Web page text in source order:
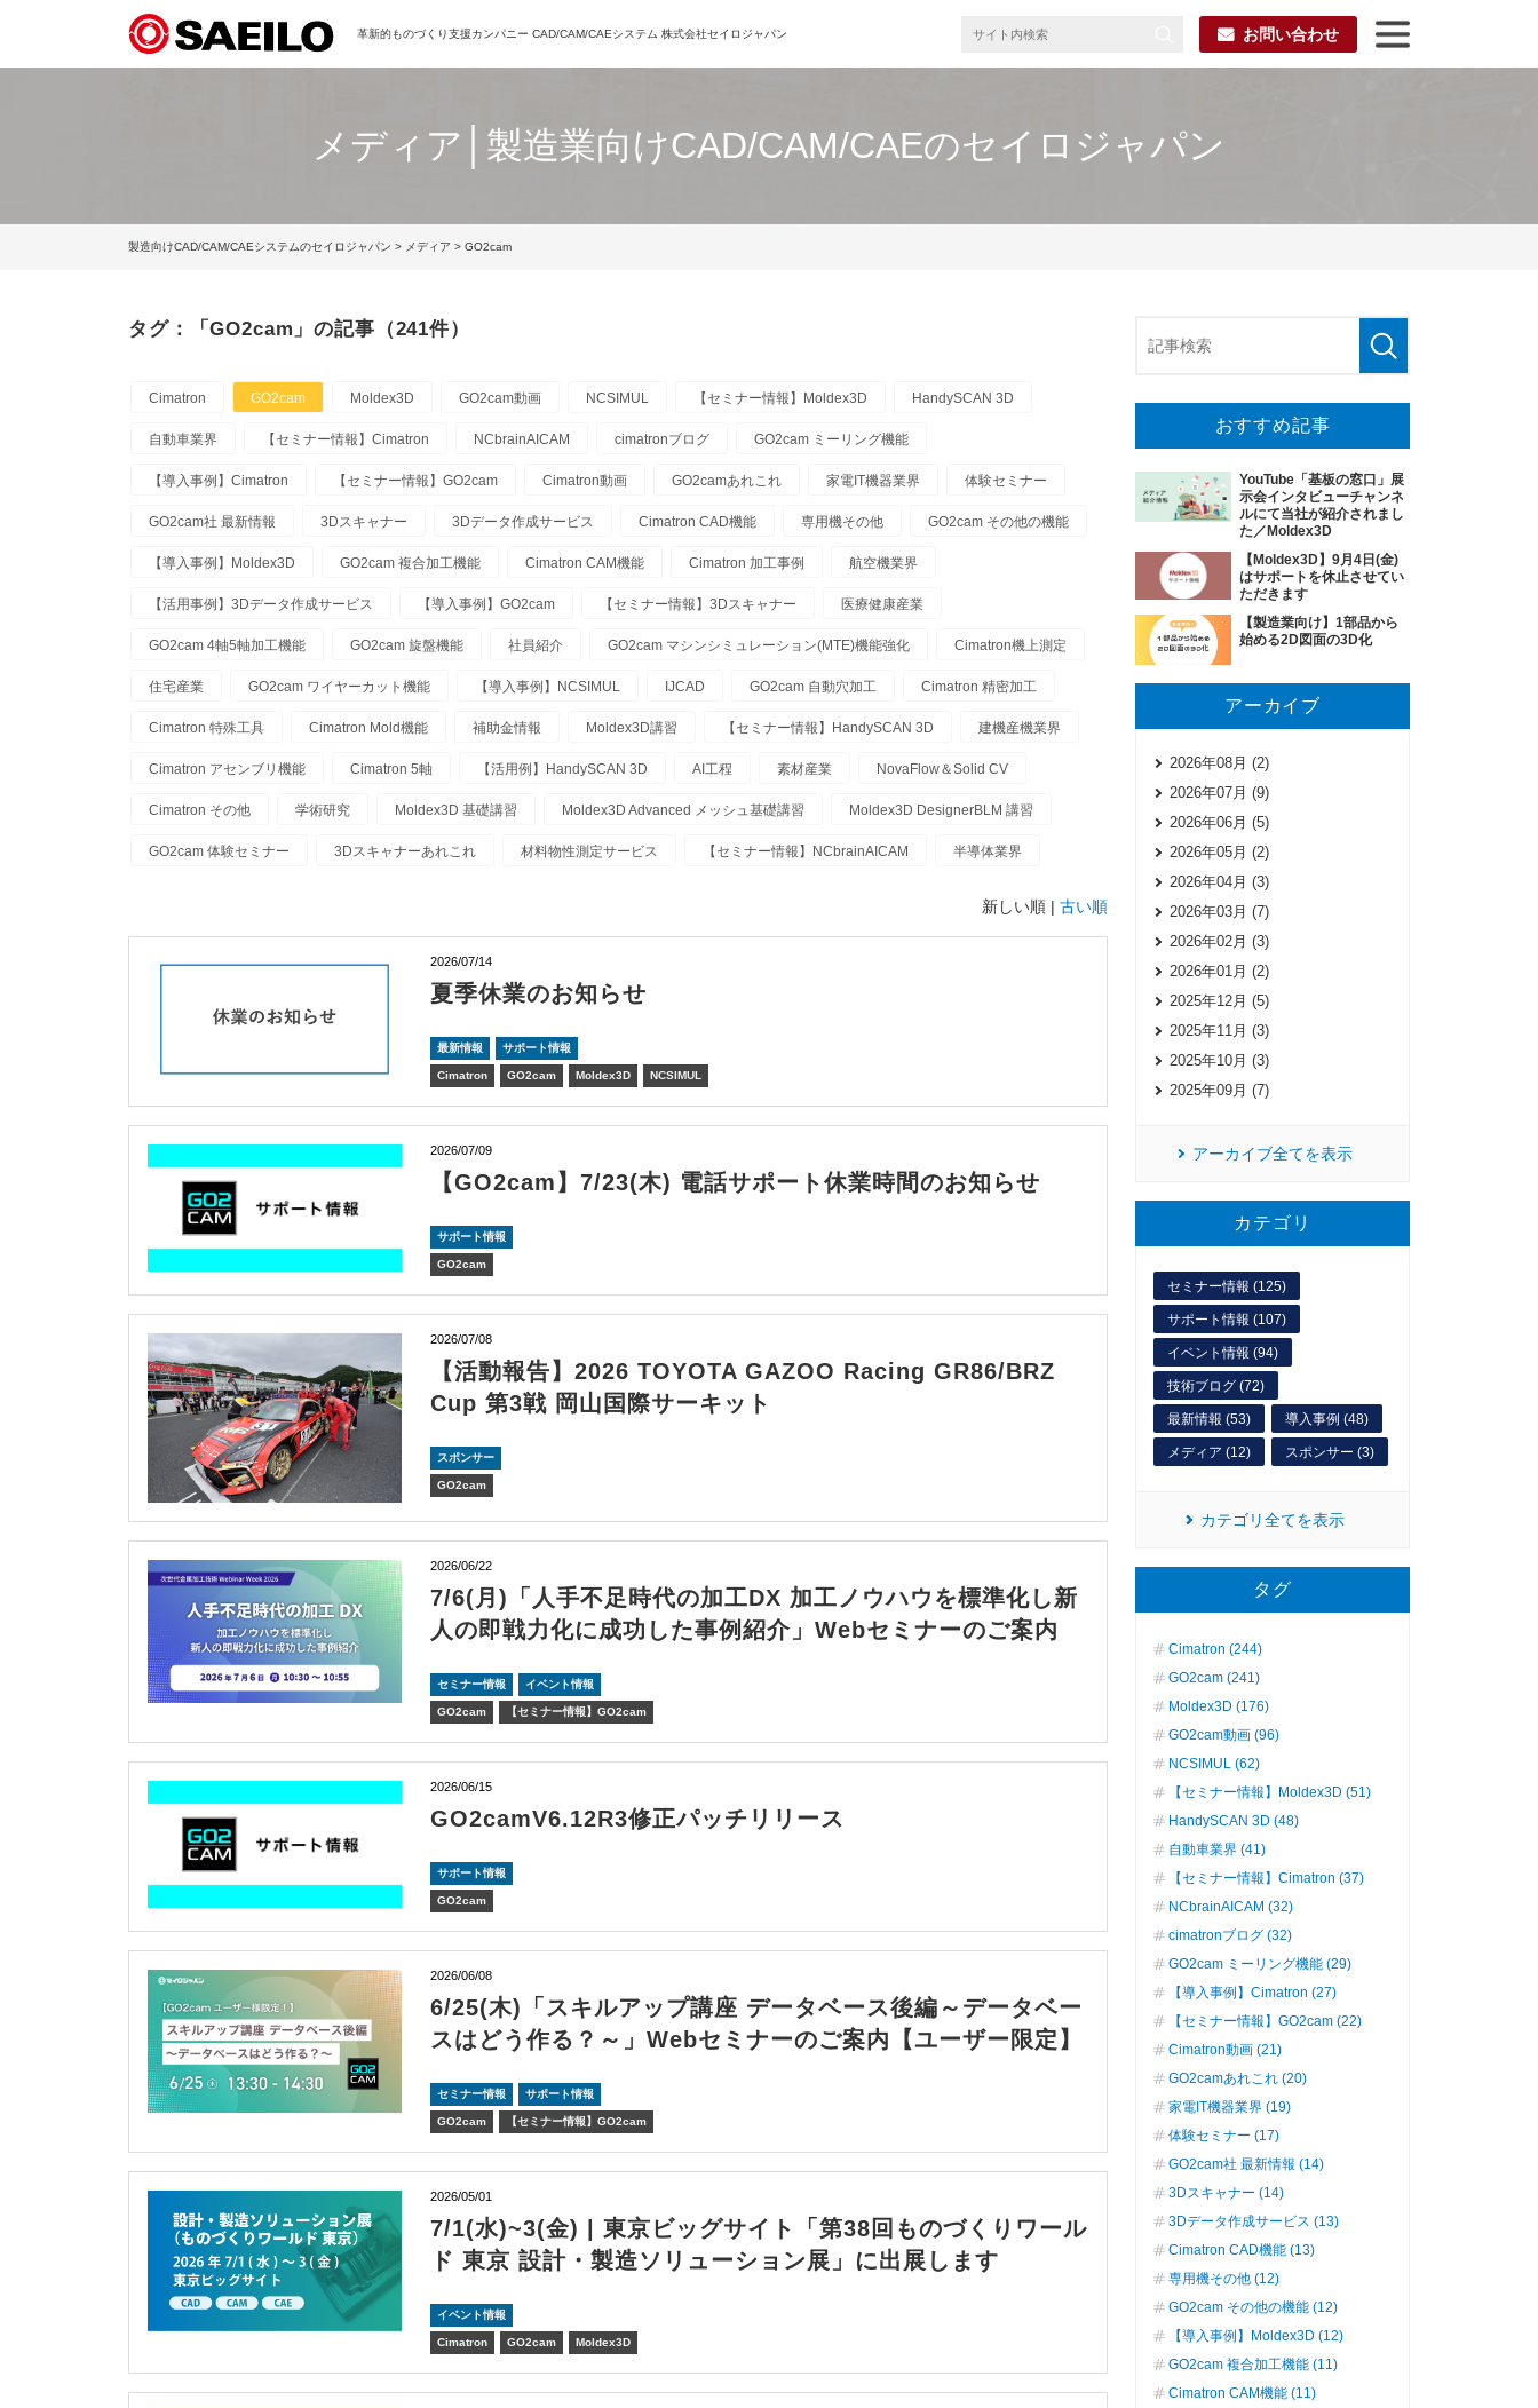
革新的ものづくり支援カンパニー CAD/CAM/CAEシステム 株式会社セイロジャパン お問い合わせ
メディア│製造業向けCAD/CAM/CAEのセイロジャパン
製造向けCAD/CAM/CAEシステムのセイロジャパン > メディア > GO2cam
タグ：「GO2cam」の記事（241件）
Cimatron GO2cam Moldex3D GO2cam動画 NCSIMUL 【セミナー情報】Moldex3D HandySCAN 3D
自動車業界 【セミナー情報】Cimatron NCbrainAICAM cimatronブログ GO2cam ミーリング機能
【導入事例】Cimatron 【セミナー情報】GO2cam Cimatron動画 GO2camあれこれ 家電IT機器業界 体験セミナー
GO2cam社 最新情報 3Dスキャナー 3Dデータ作成サービス Cimatron CAD機能 専用機その他 GO2cam その他の機能
【導入事例】Moldex3D GO2cam 複合加工機能 Cimatron CAM機能 Cimatron 加工事例 航空機業界
【活用事例】3Dデータ作成サービス 【導入事例】GO2cam 【セミナー情報】3Dスキャナー 医療健康産業
GO2cam 4軸5軸加工機能 GO2cam 旋盤機能 社員紹介 GO2cam マシンシミュレーション(MTE)機能強化 Cimatron機上測定
住宅産業 GO2cam ワイヤーカット機能 【導入事例】NCSIMUL IJCAD GO2cam 自動穴加工 Cimatron 精密加工
Cimatron 特殊工具 Cimatron Mold機能 補助金情報 Moldex3D講習 【セミナー情報】HandySCAN 3D 建機産機業界
Cimatron アセンブリ機能 Cimatron 5軸 【活用例】HandySCAN 3D AI工程 素材産業 NovaFlow＆Solid CV
Cimatron その他 学術研究 Moldex3D 基礎講習 Moldex3D Advanced メッシュ基礎講習 Moldex3D DesignerBLM 講習
GO2cam 体験セミナー 3Dスキャナーあれこれ 材料物性測定サービス 【セミナー情報】NCbrainAICAM 半導体業界
新しい順 | 古い順
2026/07/14
夏季休業のお知らせ
最新情報 サポート情報
Cimatron GO2cam Moldex3D NCSIMUL
2026/07/09
【GO2cam】7/23(木) 電話サポート休業時間のお知らせ
サポート情報
GO2cam
2026/07/08
【活動報告】2026 TOYOTA GAZOO Racing GR86/BRZ
Cup 第3戦 岡山国際サーキット
スポンサー
GO2cam
2026/06/22
7/6(月)「人手不足時代の加工DX 加工ノウハウを標準化し新
人の即戦力化に成功した事例紹介」Webセミナーのご案内
セミナー情報 イベント情報
GO2cam 【セミナー情報】GO2cam
2026/06/15
GO2camV6.12R3修正パッチリリース
サポート情報
GO2cam
2026/06/08
6/25(木)「スキルアップ講座 データベース後編～データベー
スはどう作る？～」Webセミナーのご案内【ユーザー限定】
セミナー情報 サポート情報
GO2cam 【セミナー情報】GO2cam
2026/05/01
7/1(水)~3(金) | 東京ビッグサイト「第38回ものづくりワール
ド 東京 設計・製造ソリューション展」に出展します
イベント情報
Cimatron GO2cam Moldex3D
おすすめ記事
YouTube「基板の窓口」展
示会インタビューチャンネ
ルにて当社が紹介されまし
た／Moldex3D
【Moldex3D】9月4日(金)
はサポートを休止させてい
ただきます
【製造業向け】1部品から
始める2D図面の3D化
アーカイブ
2026年08月 (2)
2026年07月 (9)
2026年06月 (5)
2026年05月 (2)
2026年04月 (3)
2026年03月 (7)
2026年02月 (3)
2026年01月 (2)
2025年12月 (5)
2025年11月 (3)
2025年10月 (3)
2025年09月 (7)
アーカイブ全てを表示
カテゴリ
セミナー情報 (125)
サポート情報 (107)
イベント情報 (94)
技術ブログ (72)
最新情報 (53) 導入事例 (48)
メディア (12) スポンサー (3)
カテゴリ全てを表示
タグ
Cimatron (244)
GO2cam (241)
Moldex3D (176)
GO2cam動画 (96)
NCSIMUL (62)
【セミナー情報】Moldex3D (51)
HandySCAN 3D (48)
自動車業界 (41)
【セミナー情報】Cimatron (37)
NCbrainAICAM (32)
cimatronブログ (32)
GO2cam ミーリング機能 (29)
【導入事例】Cimatron (27)
【セミナー情報】GO2cam (22)
Cimatron動画 (21)
GO2camあれこれ (20)
家電IT機器業界 (19)
体験セミナー (17)
GO2cam社 最新情報 (14)
3Dスキャナー (14)
3Dデータ作成サービス (13)
Cimatron CAD機能 (13)
専用機その他 (12)
GO2cam その他の機能 (12)
【導入事例】Moldex3D (12)
GO2cam 複合加工機能 (11)
Cimatron CAM機能 (11)